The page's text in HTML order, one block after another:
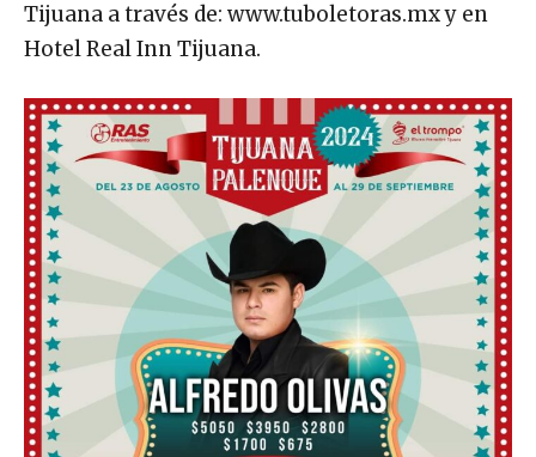
Tijuana a través de: www.tuboletoras.mx y en
Hotel Real Inn Tijuana.